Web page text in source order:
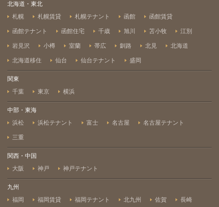
北海道・東北
札幌
札幌賃貸 札幌テナント 函館 函館賃貸
函館テナント 函館住宅 千歳 旭川 苫小牧 江別
岩見沢 小樽 室蘭 帯広 釧路 北見 北海道
北海道移住 仙台 仙台テナント 盛岡
関東
千葉
東京 横浜
中部・東海
浜松
浜松テナント 富士 名古屋 名古屋テナント
三重
関西・中国
大阪
神戸 神戸テナント
九州
福岡
福岡賃貸 福岡テナント 北九州 佐賀 長崎